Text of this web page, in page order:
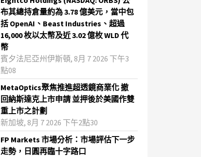
布其總持倉量約為 3.78 億美元，當中包
括 OpenAI、Beast Industries、超過
16,000 枚以太幣及近 3.02 億枚 WLD 代
幣
賓夕法尼亞州伊斯頓, 8月 7 2026 下午3
點08
MetaOptics聚焦推進超透鏡商業化 撤
回納斯達克上市申請 並押後於美國作雙
重上市之計劃
新加坡, 8月 7 2026 下午2點30
FP Markets 市場分析：市場評估下一步
走勢，日圓再臨十字路口